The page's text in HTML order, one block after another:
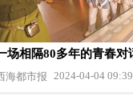
赛马——玉树巴塘“五月
建设力度 青海能源集团探
烈遗志 赓续红色血脉
之魂
场相隔80多年的青春对
海都市报 2024-04-04 09:39